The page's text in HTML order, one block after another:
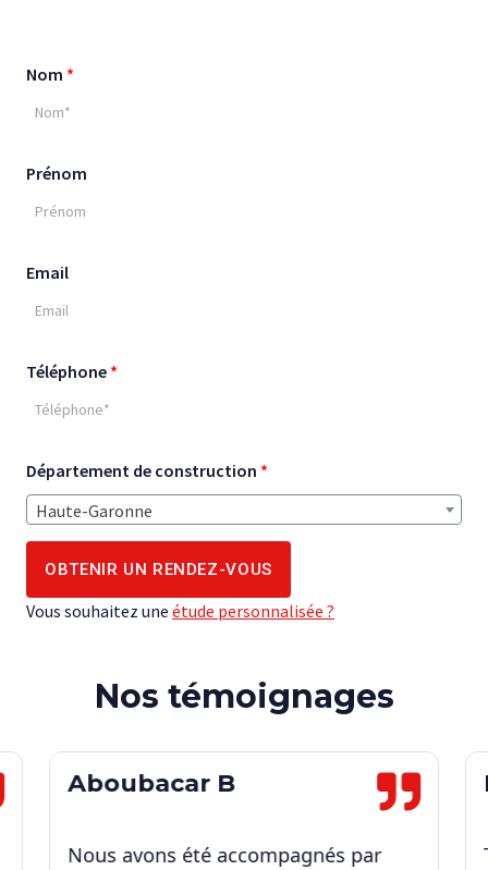
Nom *
Prénom
Email
Téléphone *
Département de construction *
Haute-Garonne
Vous souhaitez une étude personnalisée ?
Nos témoignages
Aboubacar B
Nous avons été accompagnés par